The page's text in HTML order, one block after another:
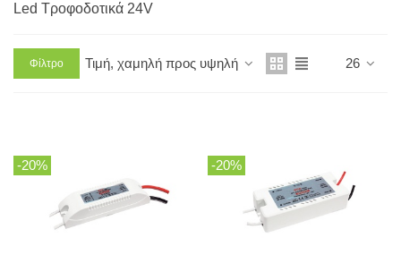
Led Τροφοδοτικά 24V
Φίλτρο Τιμή, χαμηλή προς υψηλή 26
-20% -20%